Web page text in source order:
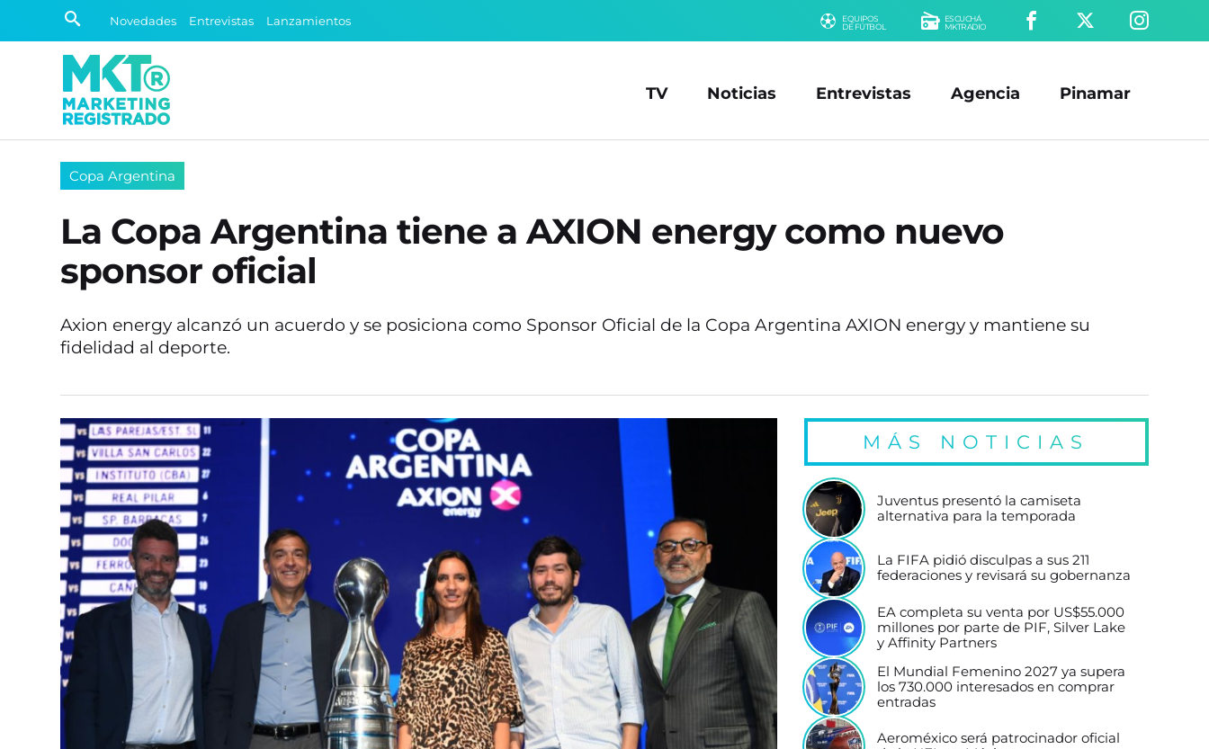
Novedades Entrevistas Lanzamientos
EQUIPOS
DE FÚTBOL
ESCUCHÁ
MKTRADIO
TV Noticias Entrevistas Agencia Pinamar
Copa Argentina
La Copa Argentina tiene a AXION energy como nuevo
sponsor oficial
Axion energy alcanzó un acuerdo y se posiciona como Sponsor Oficial de la Copa Argentina AXION energy y mantiene su
fidelidad al deporte.
MÁS NOTICIAS
Juventus presentó la camiseta
alternativa para la temporada
La FIFA pidió disculpas a sus 211
federaciones y revisará su gobernanza
EA completa su venta por US$55.000
millones por parte de PIF, Silver Lake
y Affinity Partners
El Mundial Femenino 2027 ya supera
los 730.000 interesados en comprar
entradas
Aeroméxico será patrocinador oficial